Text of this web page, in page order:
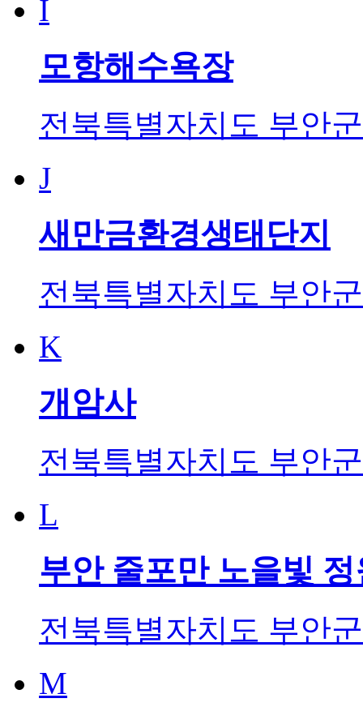
I
모항해수욕장
전북특별자치도 부안
J
새만금환경생태단지
전북특별자치도 부안
K
개암사
전북특별자치도 부안
L
부안 줄포만 노을빛 정
전북특별자치도 부안
M